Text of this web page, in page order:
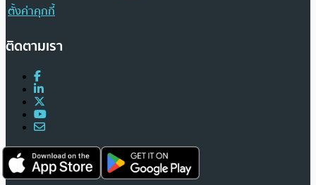
ตั้งค่าคุกกี้
ติดตามเรา